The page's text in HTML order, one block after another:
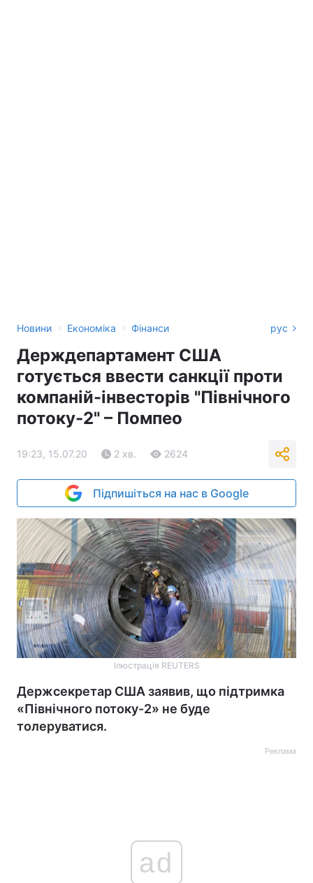
Новини › Економіка › Фінанси рус
Держдепартамент США
готується ввести санкції проти
компаній-інвесторів "Північного
потоку-2" – Помпео
19:23, 15.07.20 2 хв. 2624
Підпишіться на нас в Google
Ілюстрація REUTERS
Держсекретар США заявив, що підтримка
«Північного потоку-2» не буде
толеруватися.
Реклама
ad